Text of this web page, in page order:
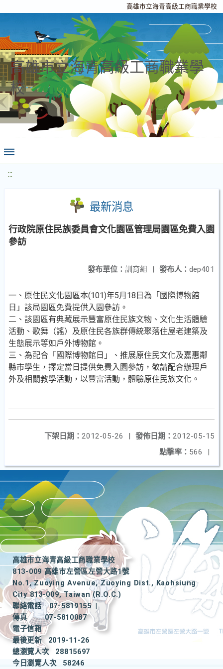
高雄市立海青高級工商職業學校
高雄市立海青高級工商職業學
校
:::
最新消息
行政院原住民族委員會文化園區管理局園區免費入園
參訪
發布人： dep401
發布單位： 訓育組 |
一、原住民文化園區本(101)年5月18日為「國際博物館
日」該局園區免費提供入園參訪。
二、該園區有典藏展示豐富原住民族文物、文化生活體驗
活動、歌舞（謠）及原住民各族群傳統聚落住屋老建築及
生態展示等如戶外博物館。
三、為配合「國際博物館日」、推展原住民文化及嘉惠鄰
縣市學生，擇定當日提供免費入園參訪，敬請配合辦理戶
外及相關教學活動，以豐富活動，體驗原住民族文化。
發佈日期： 2012-05-15
下架日期： 2012-05-26
|
點擊率： 566 |
高雄市立海青高級工商職業學校
813-009 高雄市左營區左營大路1號
No.1, Zuoying Avenue, Zuoying Dist., Kaohsiung
City 813-009, Taiwan (R.O.C.)
聯絡電話
07-5819155
|
傳真
07-5810087
電子信箱
最後更新
2019-11-26
總瀏覽人次
28815697
今日瀏覽人次
58246